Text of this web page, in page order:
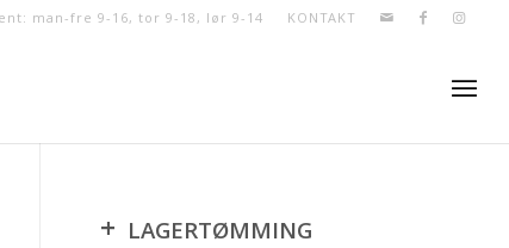
KONTAKT
man-fre 9-16, tor 9-18, lør 9-14
+ LAGERTØMMING